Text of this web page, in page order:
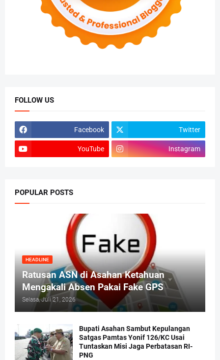
FOLLOW US
Facebook Twitter
YouTube Instagram
POPULAR POSTS
HEADLINE
Ratusan ASN di Asahan Ketahuan
Mengakali Absen Pakai Fake GPS
Selasa, Juli 21, 2026
Bupati Asahan Sambut Kepulangan
Satgas Pamtas Yonif 126/KC Usai
Tuntaskan Misi Jaga Perbatasan RI-
PNG